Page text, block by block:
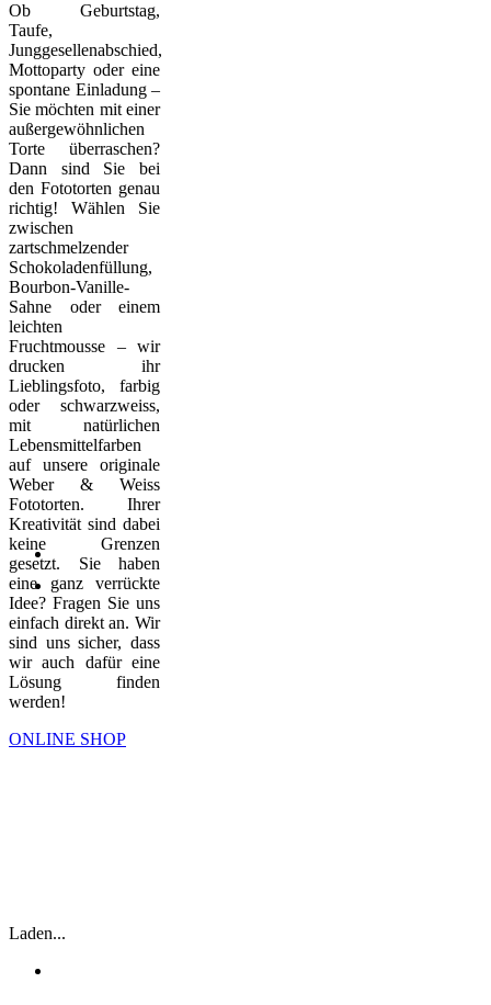
Ob Geburtstag,
Taufe,
Junggesellenabschied,
Mottoparty oder eine
spontane Einladung –
Sie möchten mit einer
außergewöhnlichen
Torte überraschen?
Dann sind Sie bei
den Fototorten genau
richtig! Wählen Sie
zwischen
zartschmelzender
Schokoladenfüllung,
Bourbon-Vanille-
Sahne oder einem
leichten
Fruchtmousse – wir
drucken ihr
Lieblingsfoto, farbig
oder schwarzweiss,
mit natürlichen
Lebensmittelfarben
auf unsere originale
Weber & Weiss
Fototorten. Ihrer
Kreativität sind dabei
keine Grenzen
gesetzt. Sie haben
eine ganz verrückte
Idee? Fragen Sie uns
einfach direkt an. Wir
sind uns sicher, dass
wir auch dafür eine
Lösung finden
werden!
ONLINE SHOP
Laden...